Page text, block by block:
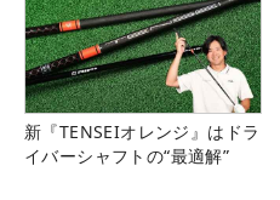
新『TENSEIオレンジ』はドラ
イバーシャフトの“最適解”